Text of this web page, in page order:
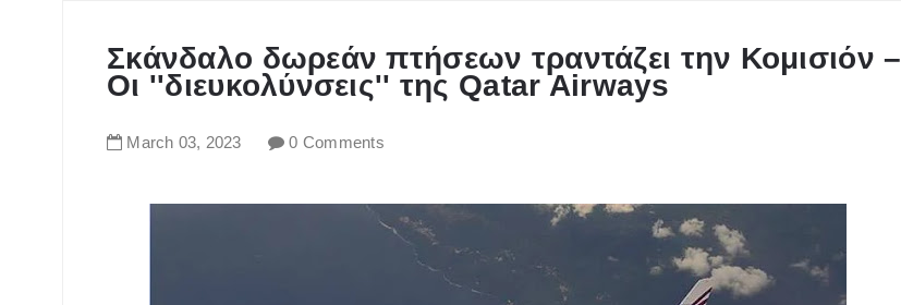
Σκάνδαλο δωρεάν πτήσεων τραντάζει την Κομισιόν –
Οι ''διευκολύνσεις'' της Qatar Airways
March 03, 2023 0 Comments